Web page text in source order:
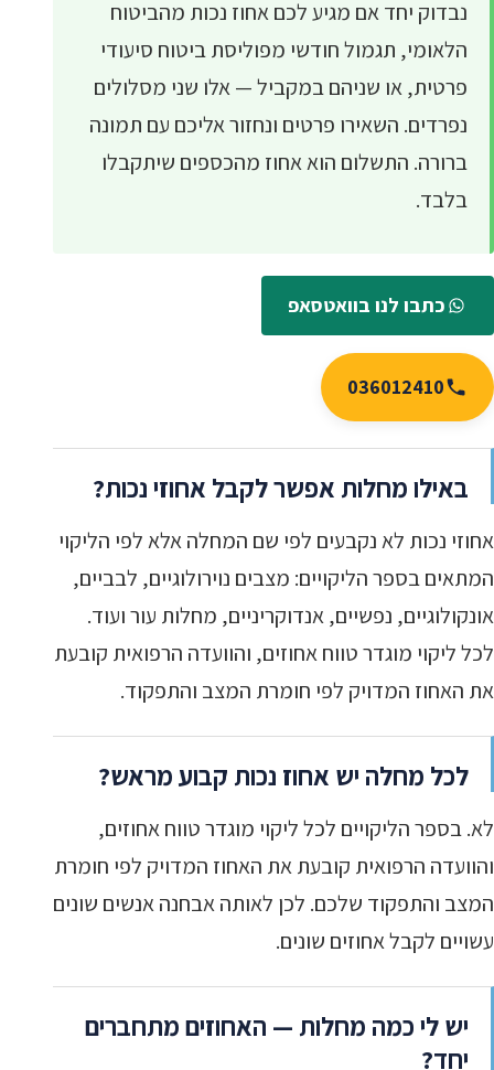
נבדוק יחד אם מגיע לכם אחוז נכות מהביטוח
הלאומי, תגמול חודשי מפוליסת ביטוח סיעודי
פרטית, או שניהם במקביל — אלו שני מסלולים
נפרדים. השאירו פרטים ונחזור אליכם עם תמונה
ברורה. התשלום הוא אחוז מהכספים שיתקבלו
בלבד.
כתבו לנו בוואטסאפ
036012410
באילו מחלות אפשר לקבל אחוזי נכות?
אחוזי נכות לא נקבעים לפי שם המחלה אלא לפי הליקוי
המתאים בספר הליקויים: מצבים נוירולוגיים, לבביים,
אונקולוגיים, נפשיים, אנדוקריניים, מחלות עור ועוד.
לכל ליקוי מוגדר טווח אחוזים, והוועדה הרפואית קובעת
את האחוז המדויק לפי חומרת המצב והתפקוד.
לכל מחלה יש אחוז נכות קבוע מראש?
לא. בספר הליקויים לכל ליקוי מוגדר טווח אחוזים,
והוועדה הרפואית קובעת את האחוז המדויק לפי חומרת
המצב והתפקוד שלכם. לכן לאותה אבחנה אנשים שונים
עשויים לקבל אחוזים שונים.
יש לי כמה מחלות — האחוזים מתחברים
יחד?